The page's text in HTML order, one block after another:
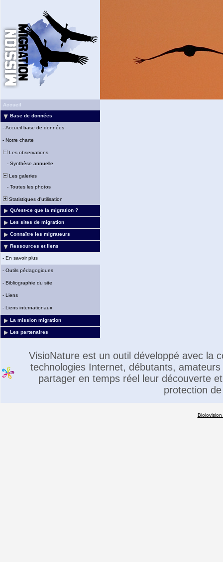
Accueil
Base de données
- Accueil base de données
- Notre charte
Les observations
- Synthèse annuelle
Les galeries
- Toutes les photos
Statistiques d'utilisation
Qu'est-ce que la migration ?
Les sites de migration
Connaître les migrateurs
Ressources et liens
- En savoir plus
- Outils pédagogiques
- Bibliographie du site
- Liens
- Liens internationaux
La mission migration
Les partenaires
VisioNature est un outil développé avec la
technologies Internet, débutants,
partager en temps réel leur découverte
protection
Biolovision